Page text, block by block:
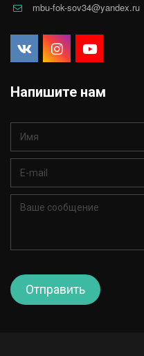
mbu-fok-sov34@yandex.ru
Напишите нам
Отправить